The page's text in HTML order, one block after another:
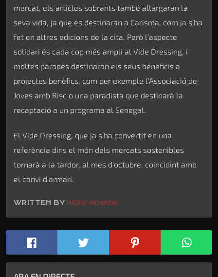
mercat, els articles sobrants també allargaran la
seva vida, ja que es destinaran a Carisma, com ja s’ha
fet en altres edicions de la cita. Però l’aspecte
solidari és cada cop més ampli al Vide Dressing, i
moltes parades destinaran els seus beneficis a
projectes benèfics, com per exemple l’Associació de
Joves amb Risc o una paradista que destinarà la
recaptació a un programa al Senegal.
El Vide Dressing, que ja s’ha convertit en una
referència dins el món dels mercats sostenibles
tornarà a la tardor, al mes d’octubre, coincidint amb
el canvi d’armari.
WRITTEN BYINGRID MONREAL